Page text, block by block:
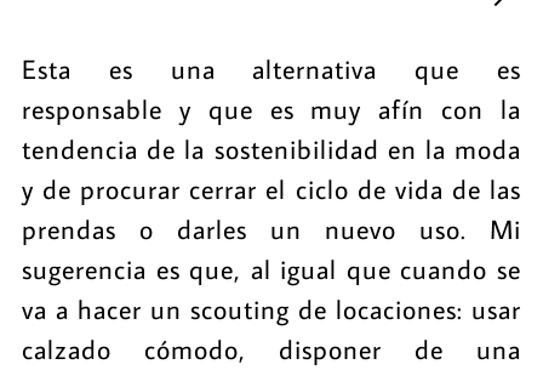
Esta es una alternativa que es
responsable y que es muy afín con la
tendencia de la sostenibilidad en la moda
y de procurar cerrar el ciclo de vida de las
prendas o darles un nuevo uso. Mi
sugerencia es que, al igual que cuando se
va a hacer un scouting de locaciones: usar
calzado cómodo, disponer de una